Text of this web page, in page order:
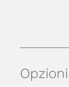
Opzioni